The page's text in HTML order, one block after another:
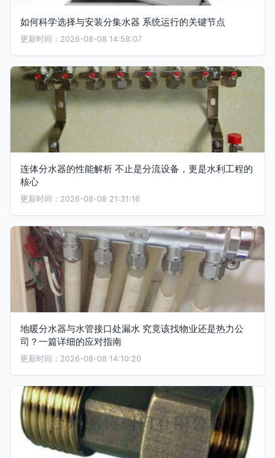
如何科学选择与安装分集水器 系统运行的关键节点
更新时间：2026-08-08 14:58:07
连体分水器的性能解析 不止是分流设备，更是水利工程的
核心
更新时间：2026-08-08 21:31:16
地暖分水器与水管接口处漏水 究竟该找物业还是热力公
司？一篇详细的应对指南
更新时间：2026-08-08 14:10:20